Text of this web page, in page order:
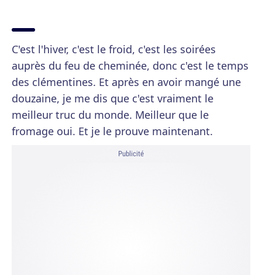
C'est l'hiver, c'est le froid, c'est les soirées
auprès du feu de cheminée, donc c'est le temps
des clémentines. Et après en avoir mangé une
douzaine, je me dis que c'est vraiment le
meilleur truc du monde. Meilleur que le
fromage oui. Et je le prouve maintenant.
Publicité